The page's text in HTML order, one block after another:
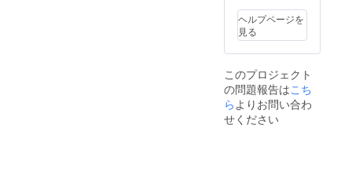
※手裏剣
まして
は、完
成次第
お届け
いたし
ます
（2020
1月に東
線内に
ある会
開催を
予定し
ており
ます。
い）。
※巻末
には、
あなた
前をク
レジッ
トいた
します
（掲載
す。為
書きの
有無を
選択で
が、為
書き有
りの場
合は、
必ず備
ヘルプページを
見る
このプロジェクト
の問題報告はこち
らよりお問い合わ
せください